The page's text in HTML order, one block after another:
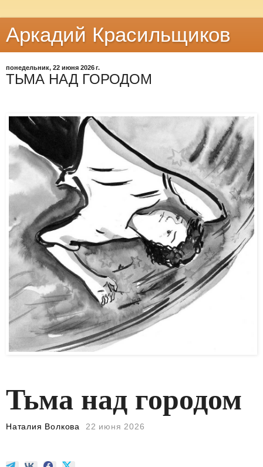
Аркадий Красильщиков
понедельник, 22 июня 2026 г.
ТЬМА НАД ГОРОДОМ
Тьма над городом
Наталия Волкова 22 июня 2026